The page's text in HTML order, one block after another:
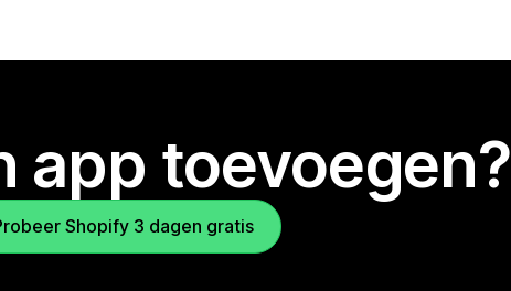
app toevoegen?
Shopify 3 dagen gratis